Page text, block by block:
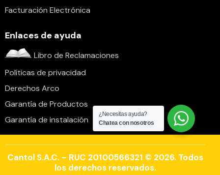
Facturación Electrónica
Enlaces de ayuda
Libro de Reclamaciones
Políticas de privacidad
Derechos Arco
Garantía de Productos
Garantía de instalación
Cantol S.A.C. – RUC 20100566321 © 2026. Todos
los derechos reservados.
¿Necesitas ayuda?
Chatea con nosotros